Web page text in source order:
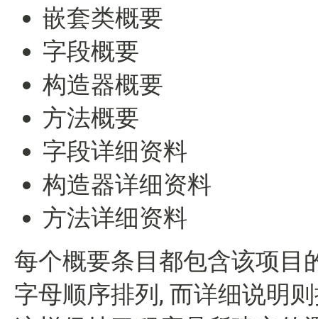
嵌套类概要
字段概要
构造器概要
方法概要
字段详细资料
构造器详细资料
方法详细资料
每个概要条目都包含该项目
字母顺序排列, 而详细说明